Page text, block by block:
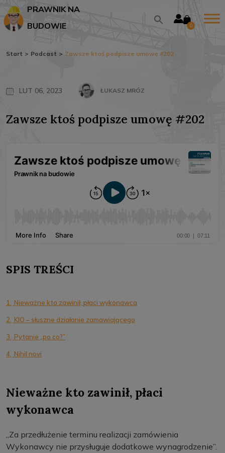
PRAWNIK NA
BUDOWIE
0
Start > Podcast > Zawsze ktoś podpisze umowę #202
LUT 06, 2023 ŁUKASZ MRÓZ
Zawsze ktoś podpisze umowę #202
SPIS TREŚCI
1. Nieważne kto zawinił, płaci wykonawca
2. KIO – słuszne działanie zamawiającego
3. Pytanie „po co?”
4. Nihil novi
Nieważne kto zawinił, płaci
wykonawca
„Za przedłużenie terminu realizacji zamówienia
Wykonawcy nie przysługuje dodatkowe wynagrodzenie”.